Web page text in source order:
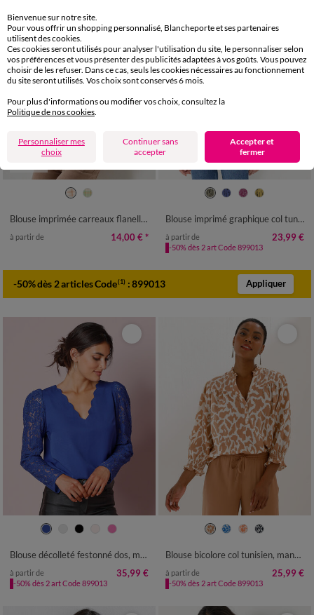
40 42 44
Blouse imprimée carreaux flanelle, manches 7/8
à partir de 14,00 € *
38 40 42 44
Blouse imprimé graphique col tunisien, crêpe
à partir de 23,99 €
-50% dès 2 art Code 899013
-50% dès 2 articles Code(1) :899013 Appliquer
38 42 46
Blouse décolleté festonné dos, manches dentelle
à partir de 35,99 €
-50% dès 2 art Code 899013
38 40 42 44
Blouse bicolore col tunisien, manches coudes smockées
à partir de 25,99 €
-50% dès 2 art Code 899013
Bienvenue sur notre site.
Pour vous offrir un shopping personnalisé, Blancheporte et ses partenaires
utilisent des cookies.
Ces cookies seront utilisés pour analyser l'utilisation du site, le personnaliser selon
vos préférences et vous présenter des publicités adaptées à vos goûts. Vous pouvez
choisir de les refuser. Dans ce cas, seuls les cookies nécessaires au fonctionnement
du site seront utilisés. Vos choix sont conservés 6 mois.
Pour plus d'informations ou modifier vos choix, consultez la
Politique de nos cookies
Personnaliser mes
choix
Continuer sans
accepter
Accepter et
fermer